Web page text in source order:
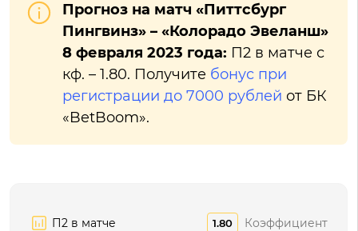
Прогноз на матч «Питтсбург
Пингвинз» – «Колорадо Эвеланш»
8 февраля 2023 года: П2 в матче с
кф. – 1.80. Получите бонус при
регистрации до 7000 рублей от БК
«BetBoom».
П2 в матче 1.80 Коэффициент